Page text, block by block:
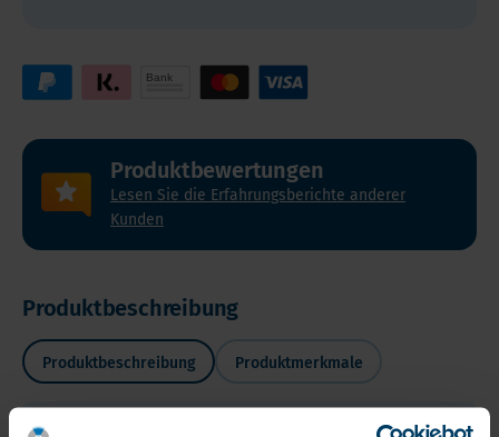
Produktbewertungen
Lesen Sie die Erfahrungsberichte anderer
Kunden
Produktbeschreibung
Produktbeschreibung Produktmerkmale